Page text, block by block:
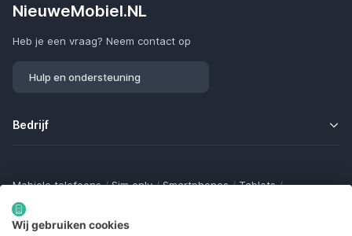
NieuweMobiel.NL
Heb je een vraag? Neem contact op
Hulp en ondersteuning
Bedrijf
Mobiele telefoons / Sim only / Smartphones / Tablets /
Smartwatches
Bluetooth trackers / Opladers
Wij gebruiken cookies